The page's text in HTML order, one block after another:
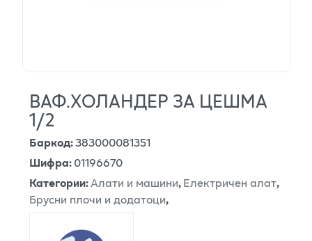
ВАФ.ХОЛАНДЕР ЗА ЦЕШМА
1/2
Баркод:383000081351
Шифра:01196670
Категории:Алати и машини,Електричен алат,
Брусни плочи и додатоци,